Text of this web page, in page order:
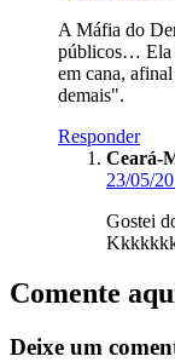
A Máfia do
públicos… Ela
em cana,
demais".
Responder
Ceará-
23/05/
Gostei
Comente
Deixe um